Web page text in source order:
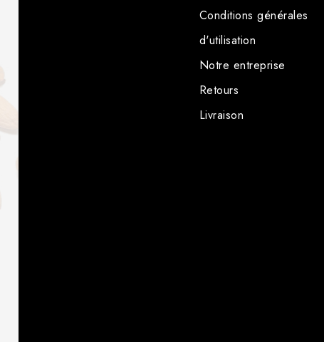
Conditions générales
d'utilisation
Notre entreprise
Retours
Livraison